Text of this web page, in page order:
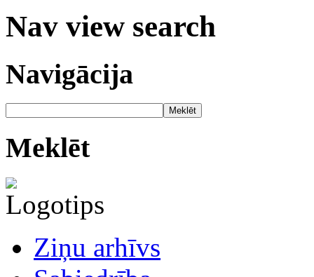
Nav view search
Navigācija
Meklēt
Meklēt
Ziņu arhīvs